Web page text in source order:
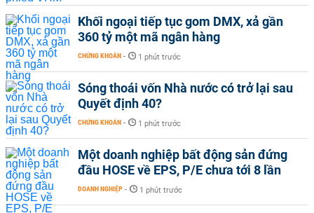
Khối ngoại tiếp tục gom DMX, xả gần
360 tỷ một mã ngân hàng
CHỨNG KHOÁN - 1 phút trước
Sóng thoái vốn Nhà nước có trở lại sau
Quyết định 40?
CHỨNG KHOÁN - 1 phút trước
Một doanh nghiệp bất động sản đứng
đầu HOSE về EPS, P/E chưa tới 8 lần
DOANH NGHIỆP - 1 phút trước